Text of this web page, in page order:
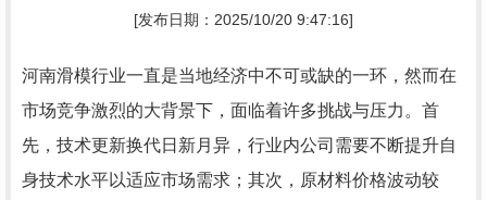
[发布日期：2025/10/20 9:47:16]
河南滑模行业一直是当地经济中不可或缺的一环，然而在
市场竞争激烈的大背景下，面临着许多挑战与压力。首
先，技术更新换代日新月异，行业内公司需要不断提升自
身技术水平以适应市场需求；其次，原材料价格波动较